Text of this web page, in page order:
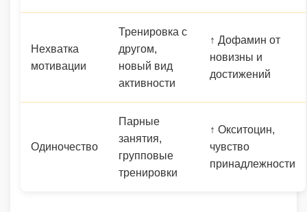
Нехватка
мотивации
Тренировка с
другом,
новый вид
активности
↑ Дофамин от
новизны и
достижений
Одиночество
Парные
занятия,
групповые
тренировки
↑ Окситоцин,
чувство
принадлежности